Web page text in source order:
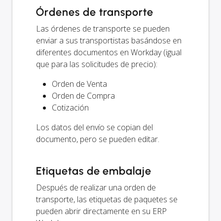
Órdenes de transporte
Las órdenes de transporte se pueden
enviar a sus transportistas basándose en
diferentes documentos en Workday (igual
que para las solicitudes de precio):
Orden de Venta
Orden de Compra
Cotización
Los datos del envío se copian del
documento, pero se pueden editar.
Etiquetas de embalaje
Después de realizar una orden de
transporte, las etiquetas de paquetes se
pueden abrir directamente en su ERP